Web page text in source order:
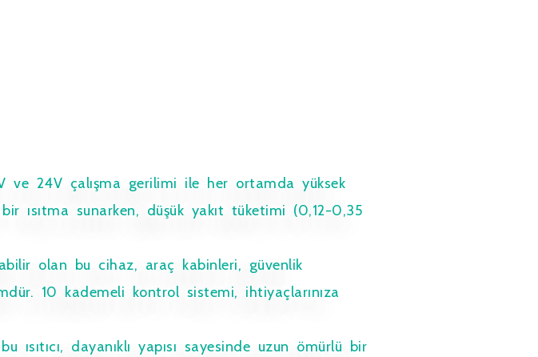
ve 24V çalışma gerilimi ile her ortamda yüksek
ısıtma sunarken, düşük yakıt tüketimi (0,12-0,35
olan bu cihaz, araç kabinleri, güvenlik
10 kademeli kontrol sistemi, ihtiyaçlarınıza
dayanıklı yapısı sayesinde uzun ömürlü bir